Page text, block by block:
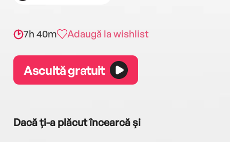
7h 40m Adaugă la wishlist
Ascultă gratuit
Dacă ți-a plăcut încearcă și